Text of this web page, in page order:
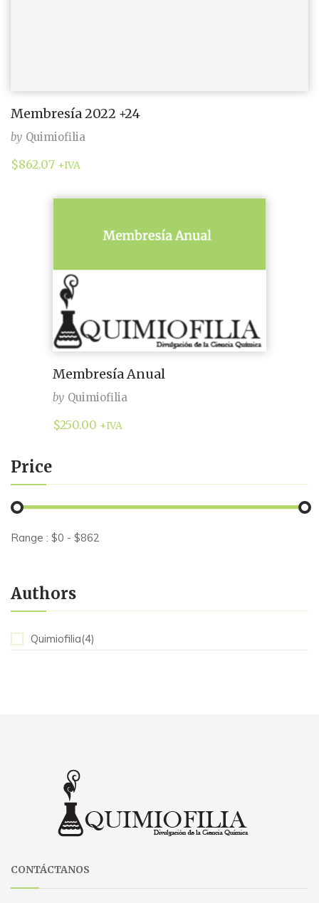
Price
Range : $0 - $862
Authors
Quimiofilia(4)
Membresía 2022 +24
by Quimiofilia
$862.07 +IVA
Membresía Anual
by Quimiofilia
$250.00 +IVA
CONTÁCTANOS